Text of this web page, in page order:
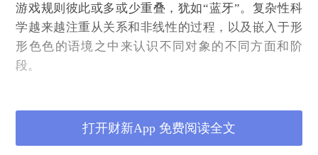
游戏规则彼此或多或少重叠，犹如“蓝牙”。复杂性科
学越来越注重从关系和非线性的过程，以及嵌入于形
形色色的语境之中来认识不同对象的不同方面和阶
段。
主义、还原论、宏大叙事、基础主义和本质主义的批
判，重复博弈不可能。实际上，毕达哥拉斯早就道出
了真理：人不可能两次踏进同一条河流。还原只是方
打开财新App 免费阅读全文